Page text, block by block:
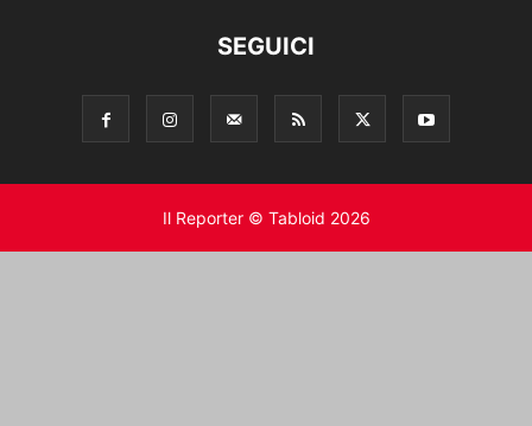
SEGUICI
Il Reporter © Tabloid 2026